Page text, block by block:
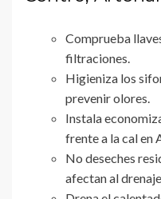
Comprueba
filtraciones.
Higieniza los
prevenir olores.
Instala
frente a la cal en
No deseches
afectan al drenaje.